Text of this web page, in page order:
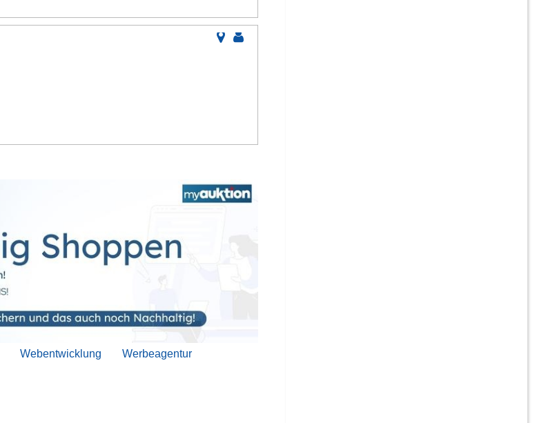
Webentwicklung Werbeagentur